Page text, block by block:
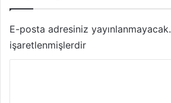
E-posta adresiniz yayınlanmayacak.
işaretlenmişlerdir